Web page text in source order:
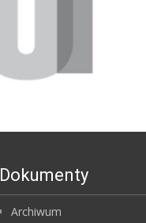
Dokumenty
Archiwum